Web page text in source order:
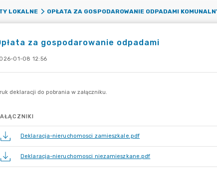
LOKALNE OPŁATA ZA GOSPODAROWANIE ODPADAMI
za gospodarowanie odpadami
01-08 12:56
Deklaracja-nieruchomosci zamieszkale.pdf
Deklaracja-nieruchomosci niezamieszkane.pdf